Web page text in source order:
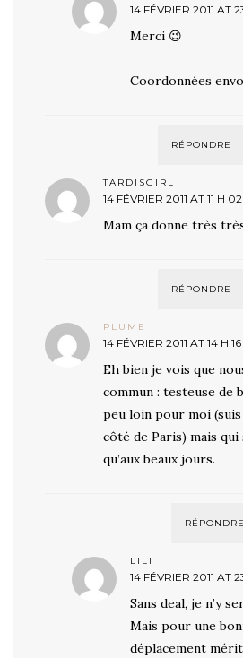
14 FÉVRIER 2011 AT
Merci 😉
Coordonnées
RÉPONDRE
TARDISGIRL
14 FÉVRIER 2011 AT 11 H
Mam ça donne très
RÉPONDRE
PLUME
14 FÉVRIER 2011 AT 14 H
Eh bien je vois que
commun : testeuse de
peu loin pour moi (suis
côté de Paris) mais
qu’aux beaux jours.
RÉPONDRE
LILI
14 FÉVRIER 2011 AT
Sans deal, je n’y
Mais pour une
déplacement